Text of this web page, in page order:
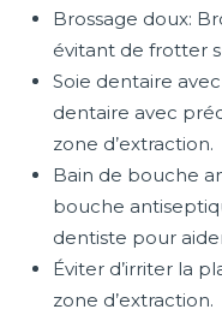
Brossage doux:
évitant de frotter
Soie dentaire
dentaire avec
zone d’extraction.
Bain de bouche
bouche
dentiste pour
Éviter d’irriter la
zone d’extraction.